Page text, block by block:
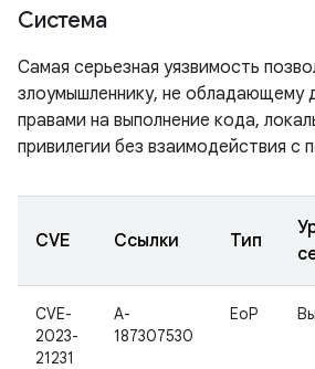
Система
Самая серьезная уязвимость
злоумышленнику, не обладающему
правами на выполнение кода,
привилегии без взаимодействия с
CVE Ссылки Тип
CVE-
2023-
21231
A-
187307530
EoP